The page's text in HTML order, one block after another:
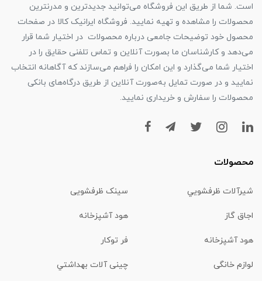
است. شما از طریق این فروشگاه می‌توانید جدیدترین و مدرنترین
محصولات را مشاهده و تهیه نمایید. فروشگاه ایرانیک کالا در صفحات
محصول خود توضیحات جامعی درباره محصولات در اختیار شما قرار
می‌دهد و کارشناسان ما بصورت آنلاین و تماس تلفنی حقایق را در
اختیار شما می‌گذارد و این امکان را فراهم می‌سازند که آگاهانه انتخاب
نمایید و در صورت تمایل به‌صورت آنلاین از طریق درگاه‌های بانکی
محصولات را سفارش و خریداری نمایید.
محصولات
شیرآلات ظرفشويي سینک ظرفشویی
اجاق گاز هود آشپزخانه
هود آشپزخانه فر توکار
لوازم خانگی چینی آلات بهداشتي